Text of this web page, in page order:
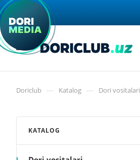
Doriclub — Katalog — Dori vositalari
KATALOG